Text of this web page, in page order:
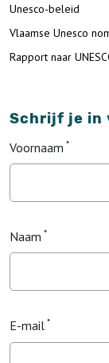
Unesco-beleid
Vlaamse Unesco
Rapport naar
Schrijf je in
Voornaam
Naam
E-mail